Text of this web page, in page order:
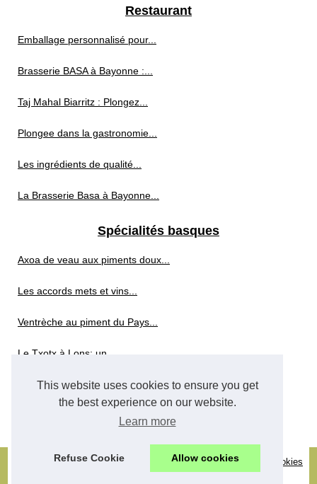
This website uses cookies to ensure you get
the best experience on our website.
Learn more
Refuse Cookie Allow cookies
Restaurant
Emballage personnalisé pour...
Brasserie BASA à Bayonne :...
Taj Mahal Biarritz : Plongez...
Plongee dans la gastronomie...
Les ingrédients de qualité...
La Brasserie Basa à Bayonne...
Spécialités basques
Axoa de veau aux piments doux...
Les accords mets et vins...
Ventrèche au piment du Pays...
Le Txotx à Lons: un...
Whisky sans alcool
Whisky sans alcool : les...
Rencontredunboletduneassiette.com-Découvrir site
Cookies